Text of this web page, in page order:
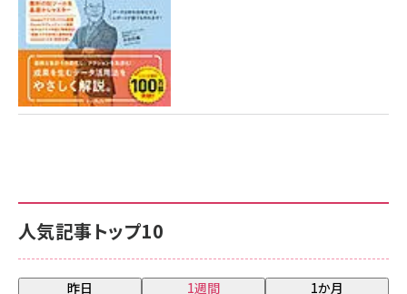
人気記事トップ10
昨日 1週間 1か月